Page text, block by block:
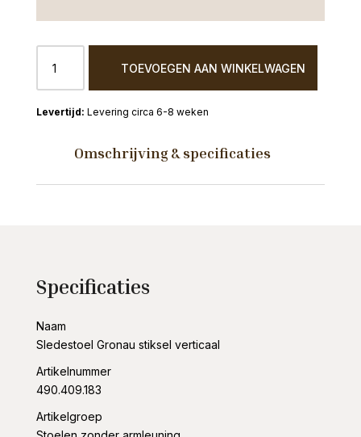
Gronau
stiksel
verticaal
TOEVOEGEN AAN WINKELWAGEN
Levering circa 6-8 weken
Omschrijving & specificaties
Specificaties
Naam
Sledestoel Gronau stiksel verticaal
Artikelnummer
490.409.183
Artikelgroep